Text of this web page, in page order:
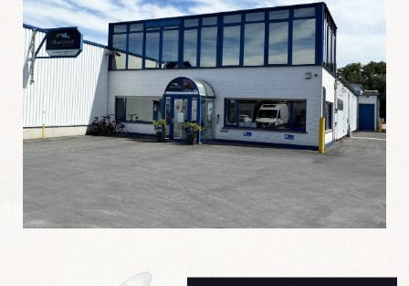
Schrijf je in voor onze nieuwsbrief en krijg
dagelijks een handige lijst met de
aanbiedingen van de dag in je mailbox
Ik wil de mailing ontvangen!